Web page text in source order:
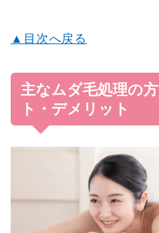
▲目次へ戻る
主なムダ毛処理の
ト・デメリット